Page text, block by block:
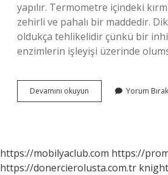
yapılır. Termometre içindeki
zehirli ve pahalı bir maddedir.
oldukça tehlikelidir çünkü bir
enzimlerin işleyişi üzerinde
Devamını okuyun
Termometre
Yorum Bırak
https://mobilyaclub.com https://
https://donercierolusta.com.tr